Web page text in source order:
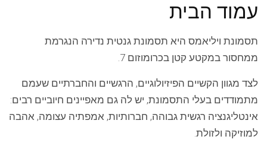
עמוד הבית
תסמונת ויליאמס היא תסמונת גנטית נדירה הנגרמת
ממחסור במקטע קטן בכרומוזום 7.
לצד מגוון הקשיים הפיזיולוגיים, הרגשיים והחברתיים שעמם
מתמודדים בעלי התסמונת, יש לה גם מאפיינים חיוביים רבים:
אינטליגנציה רגשית גבוהה, חברותיות, אמפתיה עצומה, אהבה
למוזיקה ולזולת.